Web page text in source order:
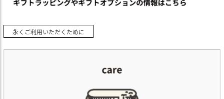
永くご利用いただくために